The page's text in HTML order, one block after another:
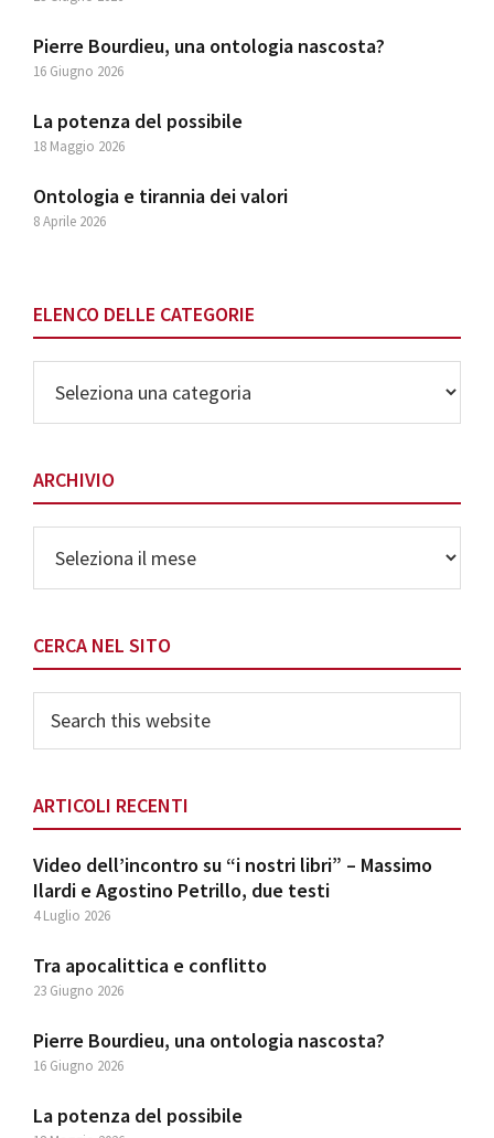
Pierre Bourdieu, una ontologia nascosta?
16 Giugno 2026
La potenza del possibile
18 Maggio 2026
Ontologia e tirannia dei valori
8 Aprile 2026
ELENCO DELLE CATEGORIE
delle
Categorie
ARCHIVIO
CERCA NEL SITO
this
website
ARTICOLI RECENTI
Video dell’incontro su “i nostri libri” – Massimo
Ilardi e Agostino Petrillo, due testi
4 Luglio 2026
Tra apocalittica e conflitto
23 Giugno 2026
Pierre Bourdieu, una ontologia nascosta?
16 Giugno 2026
La potenza del possibile